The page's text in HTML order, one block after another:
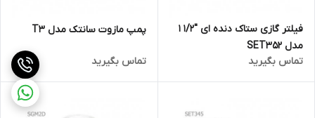
فیلتر گازی ستاک دنده ای "1/2 1
مدل SET352
تماس بگیرید
پمپ مازوت سانتک مدل T3
تماس بگیرید